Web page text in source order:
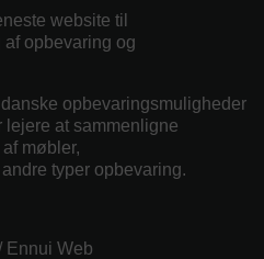
website til
opbevaring og
opbevaringsmuligheder
lejere at sammenligne
møbler,
typer opbevaring.
Ennui Web